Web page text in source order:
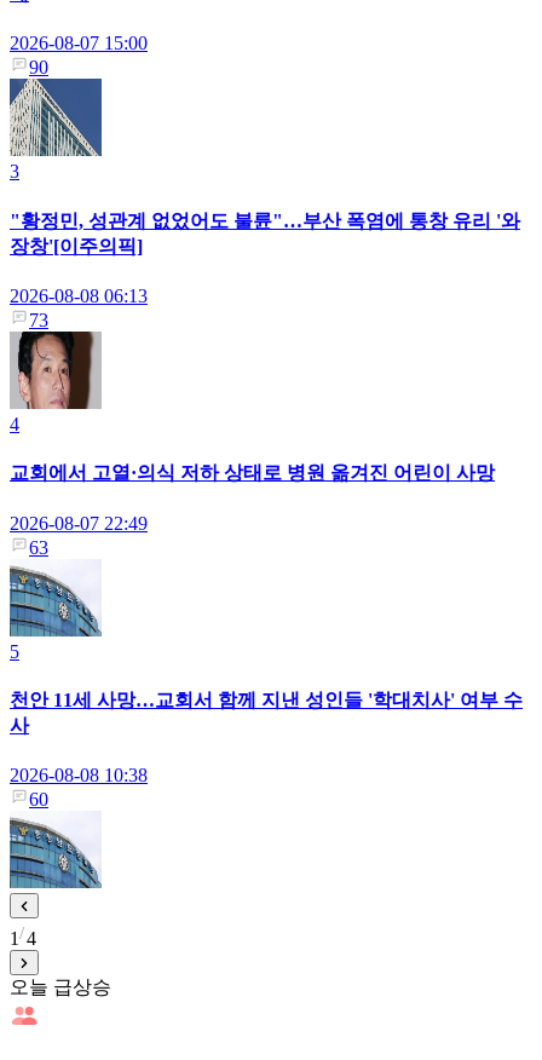
2026-08-07 15:00
90
3
"황정민, 성관계 없었어도 불륜"…부산 폭염에 통창 유리 '와
장창'[이주의픽]
2026-08-08 06:13
73
4
교회에서 고열·의식 저하 상태로 병원 옮겨진 어린이 사망
2026-08-07 22:49
63
5
천안 11세 사망…교회서 함께 지낸 성인들 '학대치사' 여부 수
사
2026-08-08 10:38
60
1 4
오늘 급상승